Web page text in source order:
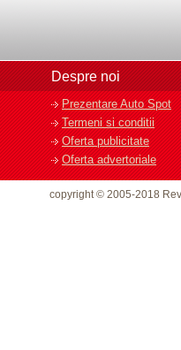
Despre noi
Prezentare Auto Spot
Termeni si conditii
Oferta publicitate
Oferta advertoriale
copyright © 2005-2018